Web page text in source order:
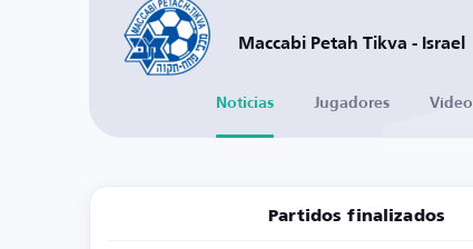
Maccabi Petah Tikva - Israel
Noticias Jugadores Vídeo
Partidos finalizados